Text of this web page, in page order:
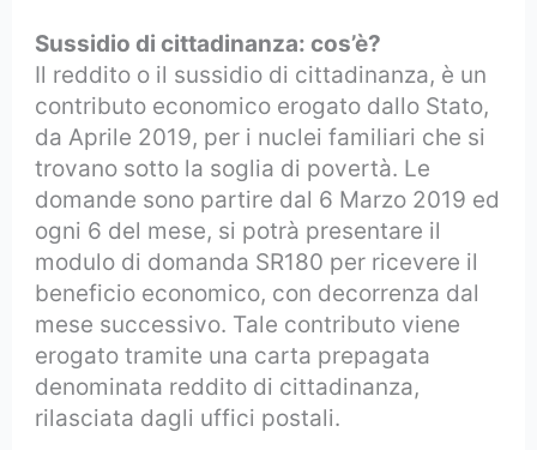
Sussidio di cittadinanza: cos’è?
Il reddito o il sussidio di cittadinanza, è un
contributo economico erogato dallo Stato,
da Aprile 2019, per i nuclei familiari che si
trovano sotto la soglia di povertà. Le
domande sono partire dal 6 Marzo 2019 ed
ogni 6 del mese, si potrà presentare il
modulo di domanda SR180 per ricevere il
beneficio economico, con decorrenza dal
mese successivo. Tale contributo viene
erogato tramite una carta prepagata
denominata reddito di cittadinanza,
rilasciata dagli uffici postali.